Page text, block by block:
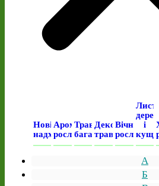
Нові
надходження
Ароматичні
рослини
Трав’янисті
багаторічні
Декоративні
травирослини
дерева
і
кущі
А
Б